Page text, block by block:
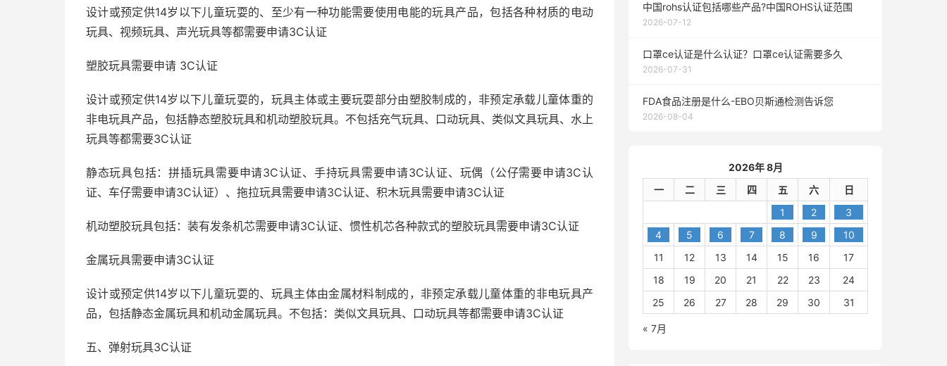
设计或预定供14岁以下儿童玩耍的、至少有一种功能需要使用电能的玩具产品，包括各种材质的电动
玩具、视频玩具、声光玩具等都需要申请3C认证
塑胶玩具需要申请 3C认证
设计或预定供14岁以下儿童玩耍的，玩具主体或主要玩耍部分由塑胶制成的，非预定承载儿童体重的
非电玩具产品，包括静态塑胶玩具和机动塑胶玩具。不包括充气玩具、口动玩具、类似文具玩具、水上
玩具等都需要3C认证
静态玩具包括：拼插玩具需要申请3C认证、手持玩具需要申请3C认证、玩偶（公仔需要申请3C认
证、车仔需要申请3C认证）、拖拉玩具需要申请3C认证、积木玩具需要申请3C认证
机动塑胶玩具包括：装有发条机芯需要申请3C认证、惯性机芯各种款式的塑胶玩具需要申请3C认证
金属玩具需要申请3C认证
设计或预定供14岁以下儿童玩耍的、玩具主体由金属材料制成的，非预定承载儿童体重的非电玩具产
品，包括静态金属玩具和机动金属玩具。不包括：类似文具玩具、口动玩具等都需要申请3C认证
五、弹射玩具3C认证
中国rohs认证包括哪些产品?中国ROHS认证范围
2026-07-12
口罩ce认证是什么认证？口罩ce认证需要多久
2026-07-31
FDA食品注册是什么-EBO贝斯通检测告诉您
2026-08-04
2026年 8月
一
二 三 四 五 六
日
1
2
3
4
5 6 7 8 9
10
11
12 13 14 15 16
17
18
19 20 21 22 23
24
25
26 27 28 29 30 31
« 7月